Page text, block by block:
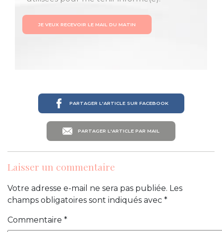
JE VEUX RECEVOIR LE MAIL DU MATIN
PARTAGER L'ARTICLE SUR FACEBOOK
PARTAGER L'ARTICLE PAR MAIL
Laisser un commentaire
Votre adresse e-mail ne sera pas publiée. Les
champs obligatoires sont indiqués avec *
Commentaire *